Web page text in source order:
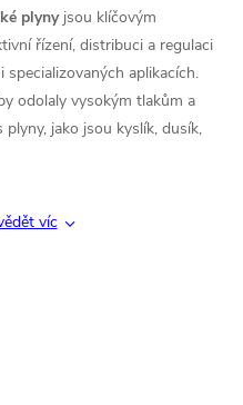
plynyjsou klíčovým
řízení, distribuci a regulaci
aplikacích.
odolaly vysokým tlakům a
jako jsou kyslík, dusík,
víc